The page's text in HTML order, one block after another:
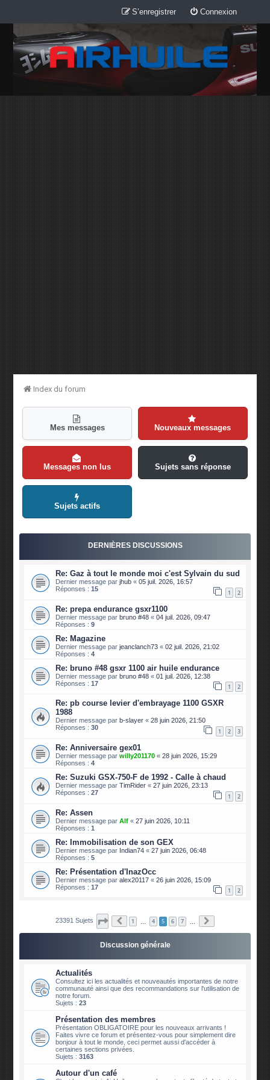
Connexion
S’enregistrer
Index du forum
Mes messages Nouveaux messages
Messages non lus Sujets sans réponse
Sujets actifs
DERNIÈRES DISCUSSIONS
Re: Gaz à tout le monde moi c'est Sylvain du sud
Dernier message parjhub «05 juil. 2026, 16:57
Réponses :15 1 2
Re: prepa endurance gsxr1100
Dernier message parbruno #48 «04 juil. 2026, 09:47
Réponses :9
Re: Magazine
Dernier message parjeanclanch73 «02 juil. 2026, 21:02
Réponses :4
Re: bruno #48 gsxr 1100 air huile endurance
Dernier message parbruno #48 «01 juil. 2026, 12:38
Réponses :17 1 2
Re: pb course levier d'embrayage 1100 GSXR
1988
Dernier message par b-slayer «28 juin 2026, 21:50
Réponses :30 1 2 3
Re: Anniversaire gex01
Dernier message parwilly201170 «28 juin 2026, 15:29
Réponses :4
Re: Suzuki GSX-750-F de 1992 - Calle à chaud
Dernier message parTimRider «27 juin 2026, 23:13
Réponses :27 1 2
Re: Assen
Dernier message parAlf «27 juin 2026, 10:11
Réponses :1
Re: Immobilisation de son GEX
Dernier message par Indian74 «27 juin 2026, 06:48
Réponses :5
Re: Présentation d'InazOcc
Dernier message paralex20117 «26 juin 2026, 15:09
Réponses :17 1 2
23391 Sujets Page5sur2340
Précédente
1 4 5 6 7
Discussion générale
Actualités
Consultez ici les actualités et nouveautés importantes de notre
communauté ainsi que des recommandations sur l'utilisation de
notre forum.
Sujets :23
Présentation des membres
Présentation OBLIGATOIRE pour les nouveaux arrivants !
Faites vivre ce forum et présentez-vous pour simplement dire
bonjour à tout le monde, ceci permet aussi d'accéder à
certaines sections privées.
Sujets :3163
Autour d'un café